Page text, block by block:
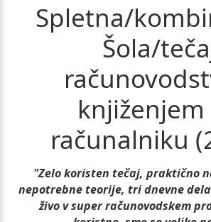
Spletna/
Šola/
knjiženjem
računalniku
"Zelo koristen tečaj, praktično
nepotrebne teorije, tri dnevne
živo v super računovodskem